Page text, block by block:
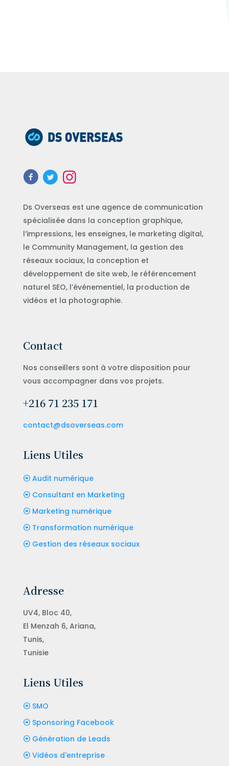
Ds Overseas est une agence de communication
spécialisée dans la conception graphique,
l’impressions, les enseignes, le marketing digital,
le Community Management, la gestion des
réseaux sociaux, la conception et
développement de site web, le référencement
naturel SEO, l’événementiel, la production de
vidéos et la photographie.
Contact
Nos conseillers sont à votre disposition pour
vous accompagner dans vos projets.
+216 71 235 171
contact@dsoverseas.com
Liens Utiles
Audit numérique
Consultant en Marketing
Marketing numérique
Transformation numérique
Gestion des réseaux sociaux
Adresse
UV4, Bloc 40,
El Menzah 6, Ariana,
Tunis,
Tunisie
Liens Utiles
SMO
Sponsoring Facebook
Génération de Leads
Vidéos d'entreprise